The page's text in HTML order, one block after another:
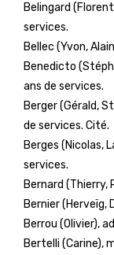
Belingard
services.
Bellec (Yvon,
Benedicto
ans de services.
Berger (Gérald,
de services. Cité.
Berges (Nicolas,
services.
Bernard (Thierry,
Bernier (Herveïg,
Berrou (Olivier),
Bertelli (Carine),